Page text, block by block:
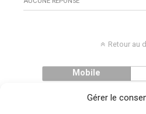
Gérer le
Retour au
Mobile